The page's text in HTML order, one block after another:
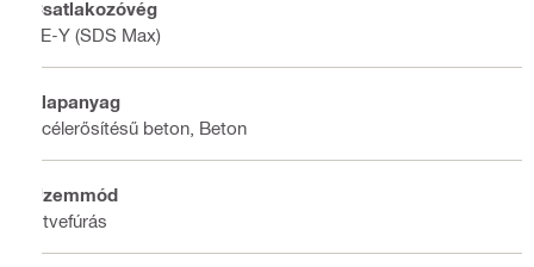
Csatlakozóvég
TE-Y (SDS Max)
Alapanyag
Acélerősítésű beton, Beton
Üzemmód
Ütvefúrás